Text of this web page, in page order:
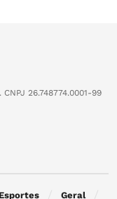
26.748774.0001-99
Esportes Geral